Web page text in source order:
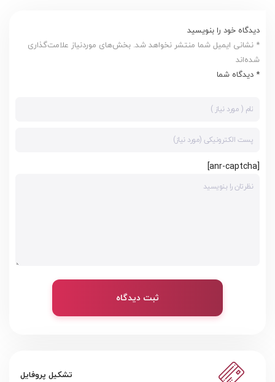
دیدگاه خود را بنویسید
* نشانی ایمیل شما منتشر نخواهد شد. بخش‌های موردنیاز علامت‌گذاری
شده‌اند
* دیدگاه شما
[anr-captcha]
ثبت دیدگاه
تشکیل پروفایل